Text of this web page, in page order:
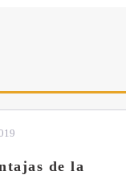
SLGS de